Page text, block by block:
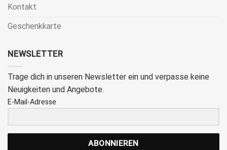
Kontakt
Geschenkkarte
NEWSLETTER
Trage dich in unseren Newsletter ein und verpasse keine
Neuigkeiten und Angebote.
E-Mail-Adresse
ABONNIEREN